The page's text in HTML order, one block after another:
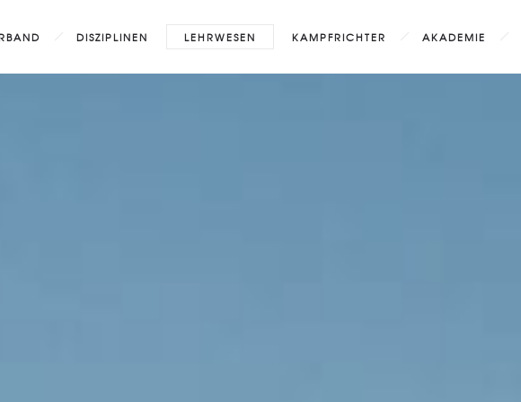
DISZIPLINEN LEHRWESEN KAMPFRICHTER AKADEMIE